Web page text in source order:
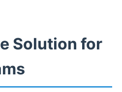
Solution for